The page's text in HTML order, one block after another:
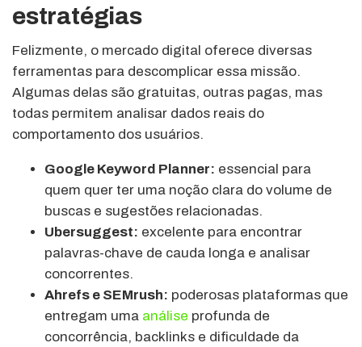
estratégias
Felizmente, o mercado digital oferece diversas
ferramentas para descomplicar essa missão.
Algumas delas são gratuitas, outras pagas, mas
todas permitem analisar dados reais do
comportamento dos usuários.
Google Keyword Planner: essencial para
quem quer ter uma noção clara do volume de
buscas e sugestões relacionadas.
Ubersuggest: excelente para encontrar
palavras-chave de cauda longa e analisar
concorrentes.
Ahrefs e SEMrush: poderosas plataformas que
entregam uma análise profunda de
concorrência, backlinks e dificuldade da